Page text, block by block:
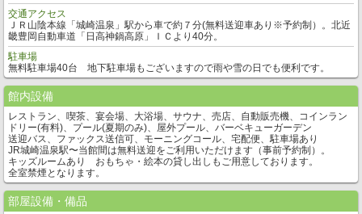
交通アクセス
ＪＲ山陰本線「城崎温泉」駅から車で約７分(無料送迎車あり※予約制）。北近
畿豊岡自動車道「日高神鍋高原」ＩＣより40分。
駐車場
無料駐車場40台 地下駐車場もございますので雨や雪の日でも便利です。
館内設備
レストラン、喫茶、宴会場、大浴場、サウナ、売店、自動販売機、コインラン
ドリー(有料)、プール(夏期のみ)、屋外プール、バーベキューガーデン
送迎バス、ファックス送信可、モーニングコール、宅配便、駐車場あり
JR城崎温泉駅〜当館間は無料送迎をご利用いただけます（事前予約制）。
キッズルームあり おもちゃ・絵本の貸し出しもご用意しております。
全室禁煙となります。
部屋設備・備品